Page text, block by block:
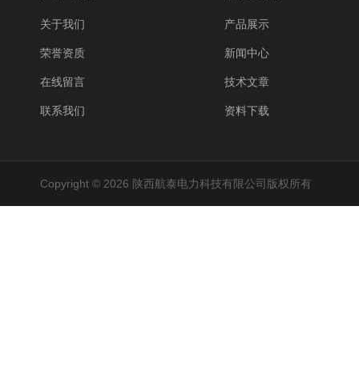
关于我们
荣誉资质
在线留言
联系我们
产品展示
新闻中心
技术文章
资料下载
Copyright © 2026 陕西航泰电力科技有限公司版权所有